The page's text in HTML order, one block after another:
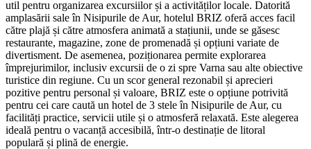
util pentru organizarea excursiilor și a activităților locale. Datorită
amplasării sale în Nisipurile de Aur, hotelul BRIZ oferă acces facil
către plajă și către atmosfera animată a stațiunii, unde se găsesc
restaurante, magazine, zone de promenadă și opțiuni variate de
divertisment. De asemenea, poziționarea permite explorarea
împrejurimilor, inclusiv excursii de o zi spre Varna sau alte obiective
turistice din regiune. Cu un scor general rezonabil și aprecieri
pozitive pentru personal și valoare, BRIZ este o opțiune potrivită
pentru cei care caută un hotel de 3 stele în Nisipurile de Aur, cu
facilități practice, servicii utile și o atmosferă relaxată. Este alegerea
ideală pentru o vacanță accesibilă, într-o destinație de litoral
populară și plină de energie.